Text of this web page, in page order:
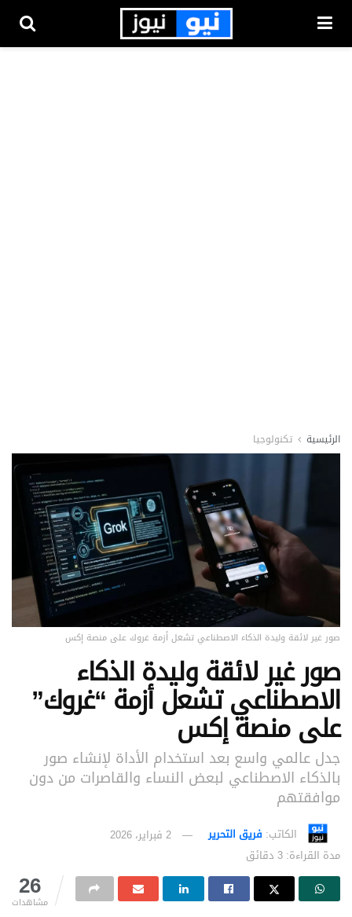
الرئيسية تكنولوجيا
صور غير لائقة وليدة الذكاء الاصطناعي تشعل أزمة غروك على منصة إكس
صور غير لائقة وليدة الذكاء
الاصطناعي تشعل أزمة “غروك”
على منصة إكس
جدل عالمي واسع بعد استخدام الأداة لإنشاء صور
بالذكاء الاصطناعي لبعض النساء والقاصرات من دون
موافقتهم
الكاتب: فريق التحرير
2 فبراير، 2026
مدة القراءة: 3 دقائق
26
مشاهدات